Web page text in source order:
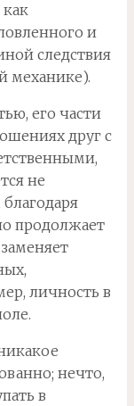
и
следствия
механике).
его части
друг с
не
продолжает
личность в
нечто,
в